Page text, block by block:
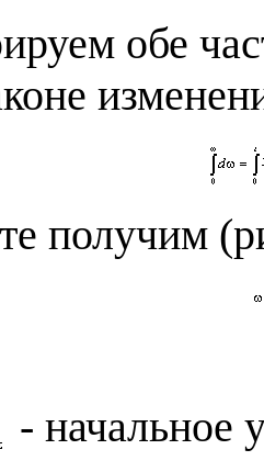
обе
получим
- начальное